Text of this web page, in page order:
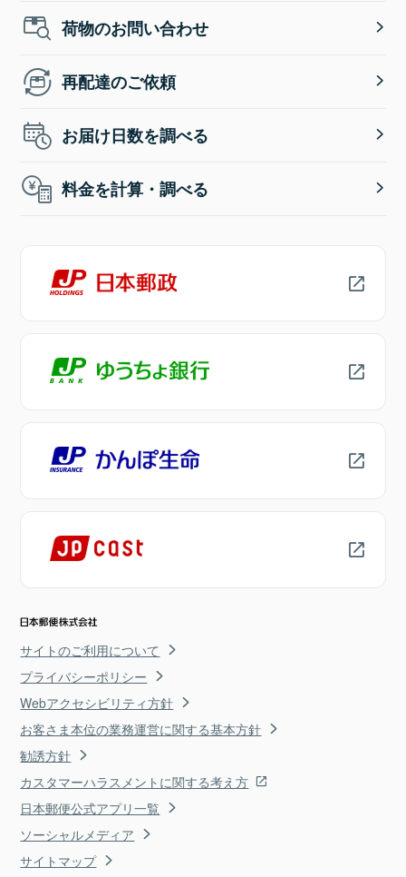
荷物のお問い合わせ
再配達のご依頼
お届け日数を調べる
料金を計算・調べる
サイトのご利用について
プライバシーポリシー
Webアクセシビリティ方針
お客さま本位の業務運営に関する基本方針
勧誘方針
カスタマーハラスメントに関する考え方
日本郵便公式アプリ一覧
ソーシャルメディア
サイトマップ